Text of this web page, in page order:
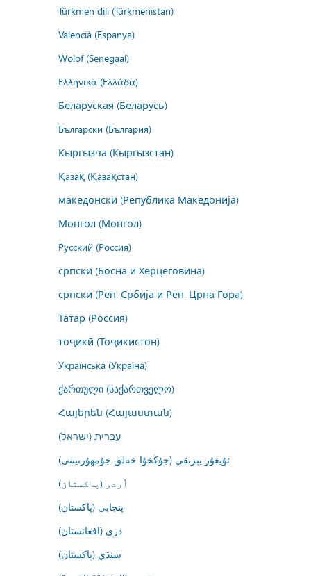
Türkmen dili (Türkmenistan)
Valencià (Espanya)
Wolof (Senegaal)
Ελληνικά (Ελλάδα)
Беларуская (Беларусь)
Български (България)
Кыргызча (Кыргызстан)
Қазақ (Қазақстан)
македонски (Република Македонија)
Монгол (Монгол)
Русский (Россия)
српски (Босна и Херцеговина)
српски (Реп. Србија и Реп. Црна Гора)
Татар (Россия)
тоҷикӣ (Тоҷикистон)
Українська (Україна)
ქართული (საქართველო)
Հայերեն (Հայաստան)
עברית (ישראל)
ئۇيغۇر يېزىقى (جۇڭخۇا خەلق جۇمھۇرىيىتى)
اُردو (پاکستان)
پنجابی (پاکستان)
درى (افغانستان)
سنڌي (پاکستان)